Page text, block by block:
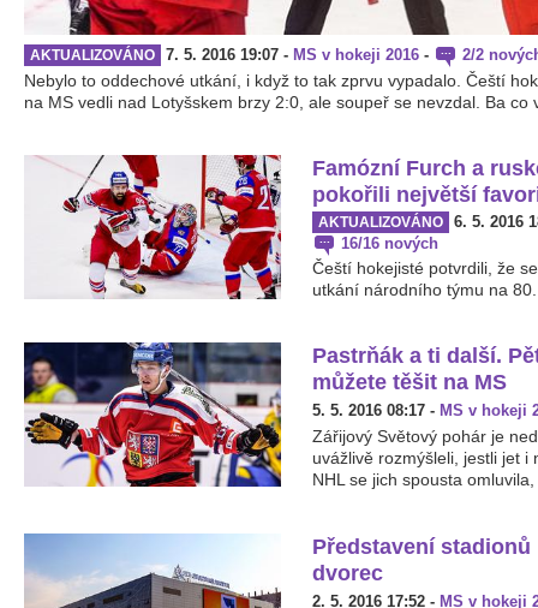
AKTUALIZOVÁNO 7. 5. 2016 19:07 - MS v hokeji 2016 - 2/2
Nebylo to oddechové utkání, i když to tak zprvu vypadalo. Čeští
na MS vedli nad Lotyšskem brzy 2:0, ale soupeř se nevzdal. Ba
Famózní Furch a
pokořili největší
AKTUALIZOVÁNO
6. 5. 2016
16/16 nových
Čeští hokejisté potvrdili, že
utkání národního týmu na
Pastrňák a ti další.
můžete těšit na MS
5. 5. 2016 08:17 - MS v hokeji
Zářijový Světový pohár je
uvážlivě rozmýšleli, jestli jet
NHL se jich spousta
Představení
dvorec
2. 5. 2016 17:52 - MS v hokeji